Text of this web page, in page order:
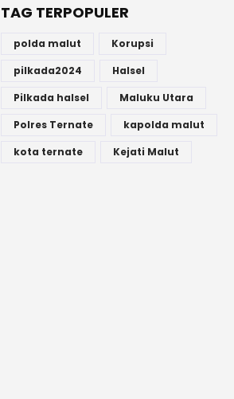
TAG TERPOPULER
polda malut
Korupsi
pilkada2024
Halsel
Pilkada halsel
Maluku Utara
Polres Ternate
kapolda malut
kota ternate
Kejati Malut